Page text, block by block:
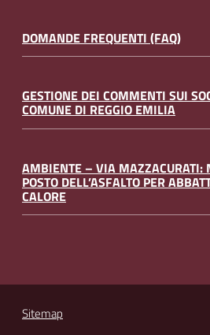
DOMANDE FREQUENTI (FAQ)
GESTIONE DEI COMMENTI SUI
COMUNE DI REGGIO EMILIA
AMBIENTE – VIA MAZZACURATI:
POSTO DELL’ASFALTO PER
CALORE
Sitemap